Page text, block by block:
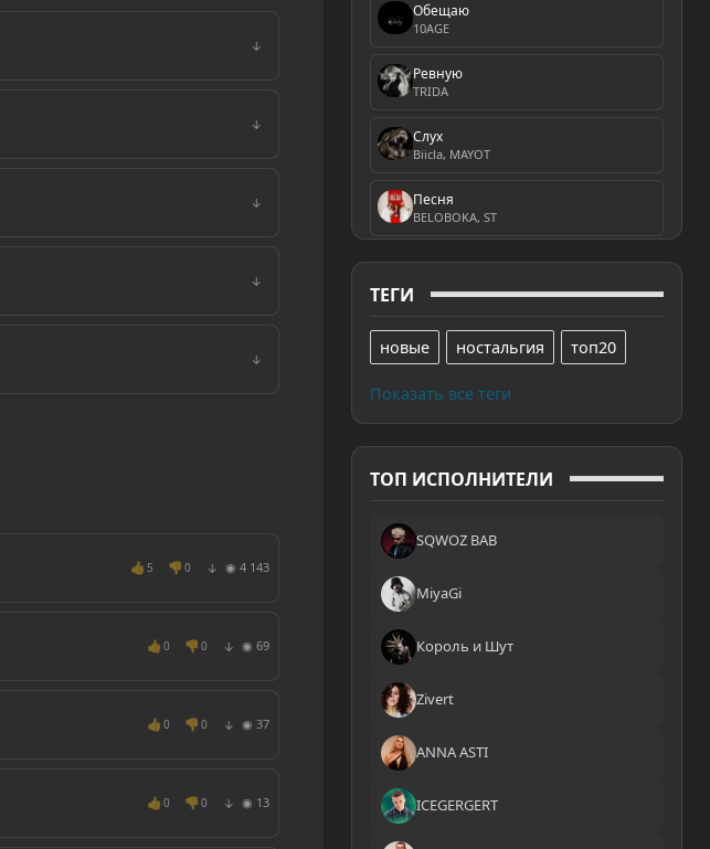
Обещаю
10AGE
Ревную
TRIDA
Слух
Biicla, MAYOT
Песня
BELOBOKA, ST
ТЕГИ
новые ностальгия топ20
Показать все теги
ТОП ИСПОЛНИТЕЛИ
SQWOZ BAB
MiyaGi
Король и Шут
Zivert
ANNA ASTI
ICEGERGERT
↓
↓
↓
↓
↓
👍 5 👎 0 ↓ ◉ 4 143
👍 0 👎 0 ↓ ◉ 69
👍 0 👎 0 ↓ ◉ 37
👍 0 👎 0 ↓ ◉ 13